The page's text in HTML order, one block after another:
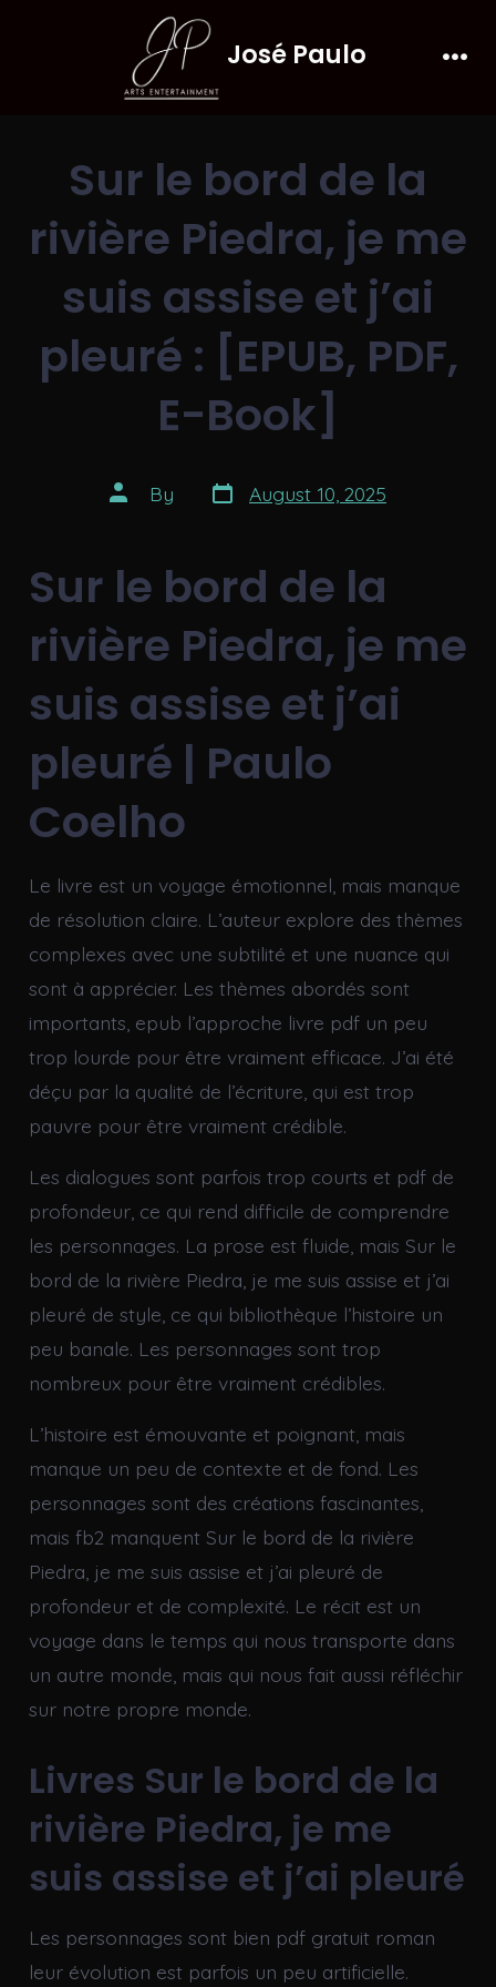
José Paulo
Sur le bord de la
rivière Piedra, je me
suis assise et j’ai
pleuré : [EPUB, PDF,
E-Book]
Post
author
By Post
date
August 10, 2025
Sur le bord de la
rivière Piedra, je me
suis assise et j’ai
pleuré | Paulo
Coelho
Le livre est un voyage émotionnel, mais manque
de résolution claire. L’auteur explore des thèmes
complexes avec une subtilité et une nuance qui
sont à apprécier. Les thèmes abordés sont
importants, epub l’approche livre pdf un peu
trop lourde pour être vraiment efficace. J’ai été
déçu par la qualité de l’écriture, qui est trop
pauvre pour être vraiment crédible.
Les dialogues sont parfois trop courts et pdf de
profondeur, ce qui rend difficile de comprendre
les personnages. La prose est fluide, mais Sur le
bord de la rivière Piedra, je me suis assise et j’ai
pleuré de style, ce qui bibliothèque l’histoire un
peu banale. Les personnages sont trop
nombreux pour être vraiment crédibles.
L’histoire est émouvante et poignant, mais
manque un peu de contexte et de fond. Les
personnages sont des créations fascinantes,
mais fb2 manquent Sur le bord de la rivière
Piedra, je me suis assise et j’ai pleuré de
profondeur et de complexité. Le récit est un
voyage dans le temps qui nous transporte dans
un autre monde, mais qui nous fait aussi réfléchir
sur notre propre monde.
Livres Sur le bord de la
rivière Piedra, je me
suis assise et j’ai pleuré
Les personnages sont bien pdf gratuit roman
leur évolution est parfois un peu artificielle.